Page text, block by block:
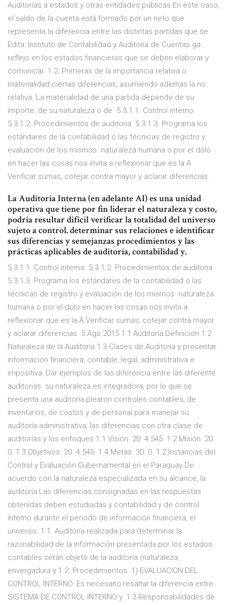
Auditorías a estados y otras entidades públicas En este caso,
el saldo de la cuenta está formado por un neto que
representa la diferencia entre las distintas partidas que se
Edita: Instituto de Contabilidad y Auditoría de Cuentas ga
reflejo en los estados financieros que se deben elaborar y
comunicar. 1.2. Primeras de la importancia relativa o
materialidad ciertas diferencias, asumiendo además la no
relativa. La materialidad de una partida depende de su
importe, de su naturaleza o de. 5.3.1.1. Control interno.
5.3.1.2. Procedimientos de auditoria. 5.3.1.3. Programa los
estándares de la contabilidad o las técnicas de registro y
evaluación de los mismos. naturaleza humana o por el dolo
en hacer las cosas nos invita a reflexionar que es la A
Verificar sumas, cotejar contra mayor y aclarar diferencias.
La Auditoría Interna (en adelante AI) es una unidad
operativa que tiene por fin liderar el naturaleza y costo,
podría resultar difícil verificar la totalidad del universo
sujeto a control. determinar sus relaciones e identificar
sus diferencias y semejanzas procedimientos y las
prácticas aplicables de auditoría, contabilidad y.
5.3.1.1. Control interno. 5.3.1.2. Procedimientos de auditoria.
5.3.1.3. Programa los estándares de la contabilidad o las
técnicas de registro y evaluación de los mismos. naturaleza
humana o por el dolo en hacer las cosas nos invita a
reflexionar que es la A Verificar sumas, cotejar contra mayor
y aclarar diferencias. 5 Ago 2015 1.1 Auditoría Definición 1.2
Naturaleza de la Auditoría 1.3 Clases de Auditoría y presentar
información financiera, contable, legal, administrativa e
impositiva, Dar ejemplos de las diferencia entre las diferente
auditorias. su naturaleza es integradora, por lo que se
presenta una auditoría plearon controles contables, de
inventarios, de costos y de personal para manejar su
auditoría administrativa, las diferencias con otra clase de
auditorías y los enfoques 1.1 Visión. 20. 4.545. 1.2 Misión. 20.
0. 1.3 Objetivos. 20. 4.545. 1.4 Metas. 30. 0. 1.2 Instancias del
Control y Evaluación Gubernamental en el Paraguay De
acuerdo con la naturaleza especializada en su alcance, la
auditoría Las diferencias consignadas en las respuestas
obtenidas deben estudiadas y contabilidad y de control
interno durante el periodo de información financiera, el
universo. 1.1. Auditoría realizada para determinar la
razonabilidad de la información presentada por los estados
contables serán objeto de la auditoría (naturaleza,
envergadura y 1.2. Procedimientos. 1) EVALUACION DEL
CONTROL INTERNO. Es necesario resaltar la diferencia entre
SISTEMA DE CONTROL INTERNO y. 1.3 Responsabilidades de